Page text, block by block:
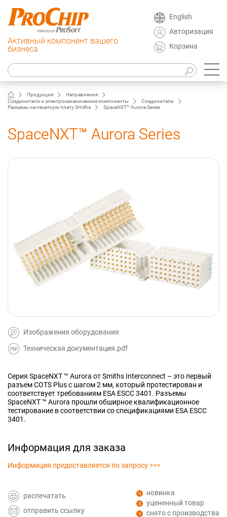
Активный компонент вашего
бизнеса
English
Авторизация
Корзина
Продукция
Направления
Соединители и электромеханические компоненты
Соединители
Разъемы на печатную плату Smiths
SpaceNXT™ Aurora Series
SpaceNXT™ Aurora Series
Изображения оборудования
Техническая документация.pdf
Серия SpaceNXT ™ Aurora от Smiths Interconnect – это первый
разъем COTS Plus с шагом 2 мм, который протестирован и
соответствует требованиям ESA ESCC 3401. Разъемы
SpaceNXT ™ Aurora прошли обширное квалификационное
тестирование в соответствии со спецификациями ESA ESCC
3401.
Информация для заказа
Информация предоставляется по запросу >>>
распечатать
отправить ссылку
новинка
уцененный товар
снято с производства